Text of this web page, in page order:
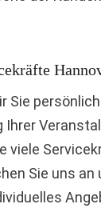
Sie
Ihrer
viele
Sie uns